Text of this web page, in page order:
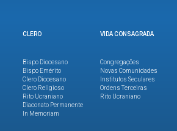
CLERO
Bispo Diocesano
Bispo Emérito
Clero Diocesano
Clero Religioso
Rito Ucraniano
Diaconato Permanente
In Memoriam
VIDA CONSAGRADA
Congregações
Novas Comunidades
Institutos Seculares
Ordens Terceiras
Rito Ucraniano